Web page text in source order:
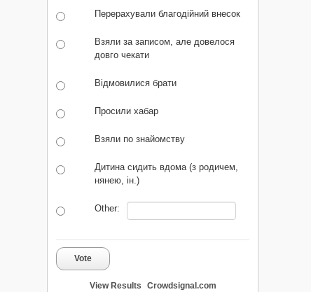
Перерахували благодійний внесок
Взяли за записом, але довелося
довго чекати
Відмовилися брати
Просили хабар
Взяли по знайомству
Дитина сидить вдома (з родичем,
нянею, ін.)
Other:
Vote
View Results Crowdsignal.com